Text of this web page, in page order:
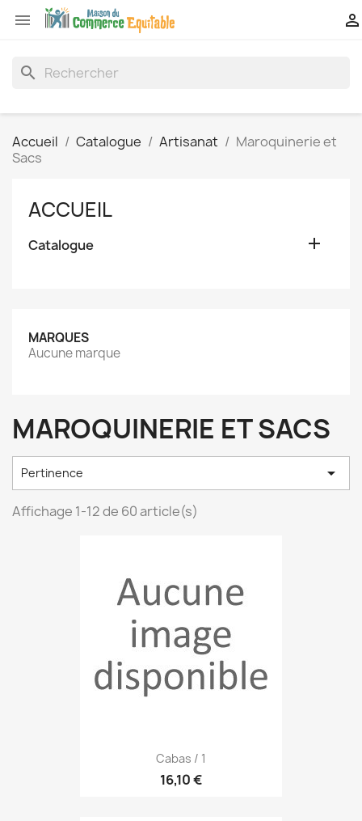
 
search
Accueil Catalogue Artisanat
Maroquinerie et
Sacs
ACCUEIL
Catalogue 
MARQUES
Aucune marque
MAROQUINERIE ET SACS
Pertinence 
Affichage 1-12 de 60 article(s)
Cabas / 1
16,10 €